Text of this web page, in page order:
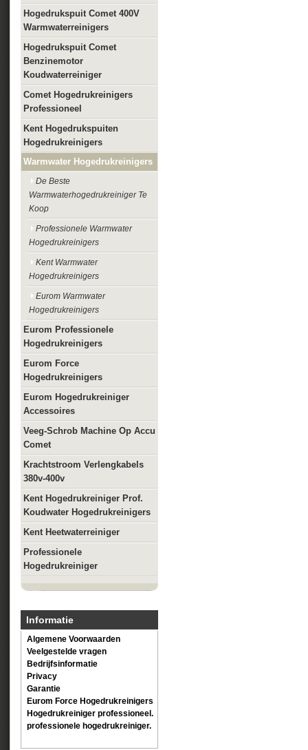
Hogedrukspuit Comet 400V
Warmwaterreinigers
Hogedrukspuit Comet
Benzinemotor
Koudwaterreiniger
Comet Hogedrukreinigers
Professioneel
Kent Hogedrukspuiten
Hogedrukreinigers
Warmwater Hogedrukreinigers
De Beste
Warmwaterhogedrukreiniger Te
Koop
Professionele Warmwater
Hogedrukreinigers
Kent Warmwater
Hogedrukreinigers
Eurom Warmwater
Hogedrukreinigers
Eurom Professionele
Hogedrukreinigers
Eurom Force
Hogedrukreinigers
Eurom Hogedrukreiniger
Accessoires
Veeg-Schrob Machine Op Accu
Comet
Krachtstroom Verlengkabels
380v-400v
Kent Hogedrukreiniger Prof.
Koudwater Hogedrukreinigers
Kent Heetwaterreiniger
Professionele
Hogedrukreiniger
Informatie
Algemene Voorwaarden
Veelgestelde vragen
Bedrijfsinformatie
Privacy
Garantie
Eurom Force Hogedrukreinigers
Hogedrukreiniger professioneel.
professionele hogedrukreiniger.